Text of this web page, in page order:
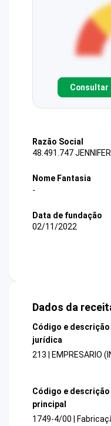
Consultar
Razão Social
48.491.747
Nome Fantasia
-
Data de fundação
02/11/2022
Dados da
Código e
jurídica
213 | EMPRESARIO
Código e
principal
1749-4/00 |